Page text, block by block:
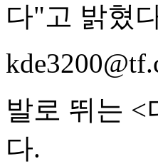
다"고 밝혔
발로 뛰는
다.